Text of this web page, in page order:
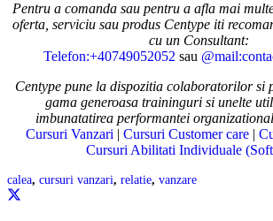
Pentru a comanda sau pentru a afla mai
oferta, serviciu sau produs Centype iti
cu un Consultant:
Telefon:+40749052052 sau
Centype pune la dispozitia colaboratorilor si
gama generoasa traininguri si unelte
imbunatatirea performantei
Cursuri Vanzari | Cursuri Customer care |
Cursuri Abilitati Individuale
calea, cursuri vanzari, relatie, vanzare